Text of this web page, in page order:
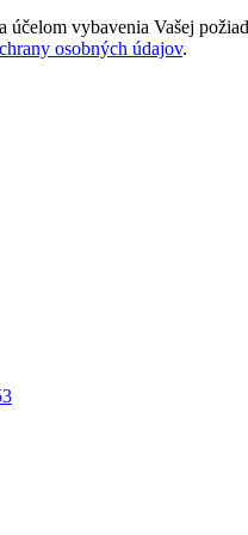
účelom vybavenia Vašej
osobných údajov.